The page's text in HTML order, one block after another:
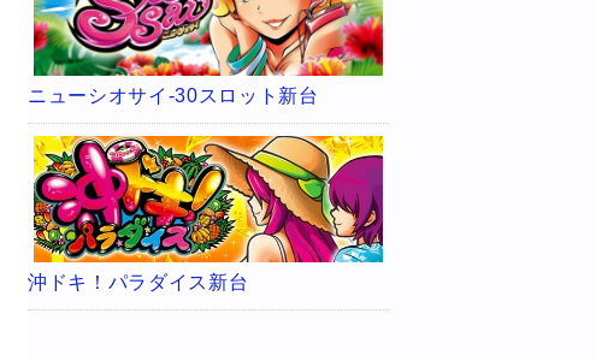
ニューシオサイ-30スロット新台
沖ドキ！パラダイス新台